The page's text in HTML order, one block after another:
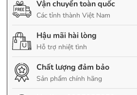
Vận chuyển toàn quốc
Các tỉnh thành Việt Nam
Hậu mãi hài lòng
Hỗ trợ nhiệt tình
Chất lượng đảm bảo
Sản phẩm chính hãng